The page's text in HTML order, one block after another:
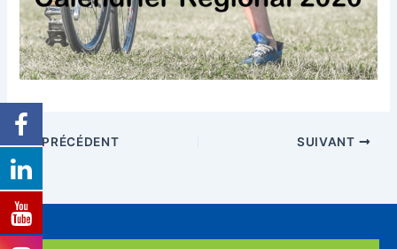
PRÉCÉDENT SUIVANT